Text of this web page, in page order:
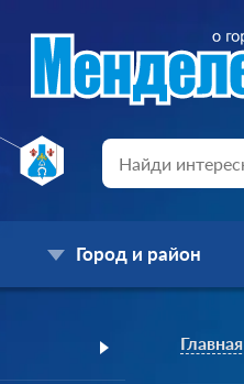
Город и район
Главная